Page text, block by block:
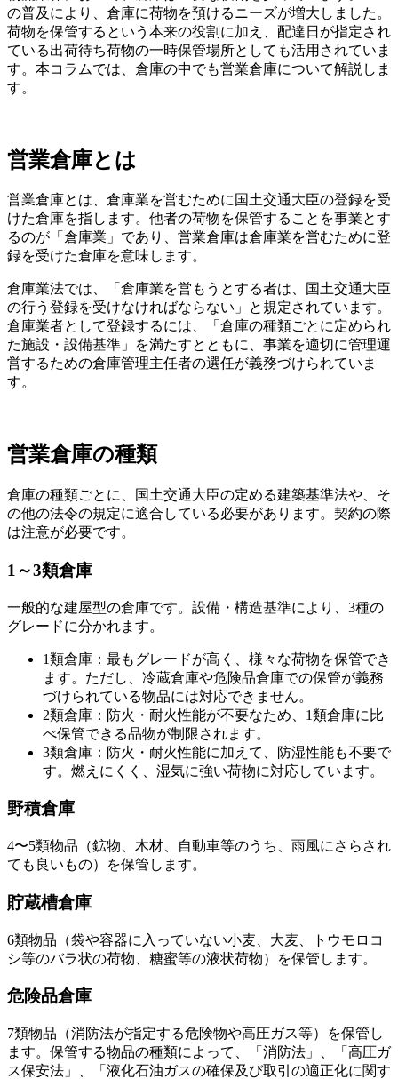
の普及により、倉庫に荷物を預けるニーズが増大しました。
荷物を保管するという本来の役割に加え、配達日が指定され
ている出荷待ち荷物の一時保管場所としても活用されていま
す。本コラムでは、倉庫の中でも営業倉庫について解説しま
す。
営業倉庫とは
営業倉庫とは、倉庫業を営むために国土交通大臣の登録を受
けた倉庫を指します。他者の荷物を保管することを事業とす
るのが「倉庫業」であり、営業倉庫は倉庫業を営むために登
録を受けた倉庫を意味します。
倉庫業法では、「倉庫業を営もうとする者は、国土交通大臣
の行う登録を受けなければならない」と規定されています。
倉庫業者として登録するには、「倉庫の種類ごとに定められ
た施設・設備基準」を満たすとともに、事業を適切に管理運
営するための倉庫管理主任者の選任が義務づけられていま
す。
営業倉庫の種類
倉庫の種類ごとに、国土交通大臣の定める建築基準法や、そ
の他の法令の規定に適合している必要があります。契約の際
は注意が必要です。
1～3類倉庫
一般的な建屋型の倉庫です。設備・構造基準により、3種の
グレードに分かれます。
1類倉庫：最もグレードが高く、様々な荷物を保管でき
ます。ただし、冷蔵倉庫や危険品倉庫での保管が義務
づけられている物品には対応できません。
2類倉庫：防火・耐火性能が不要なため、1類倉庫に比
べ保管できる品物が制限されます。
3類倉庫：防火・耐火性能に加えて、防湿性能も不要で
す。燃えにくく、湿気に強い荷物に対応しています。
野積倉庫
4〜5類物品（鉱物、木材、自動車等のうち、雨風にさらされ
ても良いもの）を保管します。
貯蔵槽倉庫
6類物品（袋や容器に入っていない小麦、大麦、トウモロコ
シ等のバラ状の荷物、糖蜜等の液状荷物）を保管します。
危険品倉庫
7類物品（消防法が指定する危険物や高圧ガス等）を保管し
ます。保管する物品の種類によって、「消防法」、「高圧ガ
ス保安法」、「液化石油ガスの確保及び取引の適正化に関す